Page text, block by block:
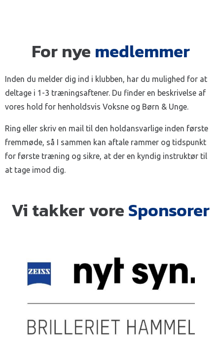
For nye medlemmer
Inden du melder dig ind i klubben, har du mulighed for at
deltage i 1-3 træningsaftener. Du finder en beskrivelse af
vores hold for henholdsvis Voksne og Børn & Unge.
Ring eller skriv en mail til den holdansvarlige inden første
fremmøde, så I sammen kan aftale rammer og tidspunkt
for første træning og sikre, at der en kyndig instruktør til
at tage imod dig.
Vi takker voreSponsorer